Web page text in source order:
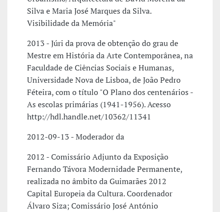
Silva e Maria José Marques da Silva.
Visibilidade da Memória"
2013 - Júri da prova de obtenção do grau de
Mestre em História da Arte Contemporânea, na
Faculdade de Ciências Sociais e Humanas,
Universidade Nova de Lisboa, de João Pedro
Féteira, com o título "O Plano dos centenários -
As escolas primárias (1941-1956). Acesso
http://hdl.handle.net/10362/11341
2012-09-13 - Moderador da
2012 - Comissário Adjunto da Exposição
Fernando Távora Modernidade Permanente,
realizada no âmbito da Guimarães 2012
Capital Europeia da Cultura. Coordenador
Álvaro Siza; Comissário José António